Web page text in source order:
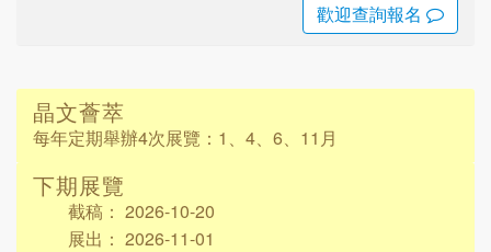
歡迎查詢報名
晶文薈萃
每年定期舉辦4次展覽： 1、4、6、11月
下期展覽
截稿： 2026-10-20
展出： 2026-11-01